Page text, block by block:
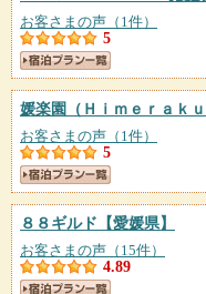
お客さまの声（1件）
5
媛楽園（Ｈｉｍｅｒａｋｕ
お客さまの声（1件）
5
８８ギルド 【愛媛県】
お客さまの声（15件）
4.89